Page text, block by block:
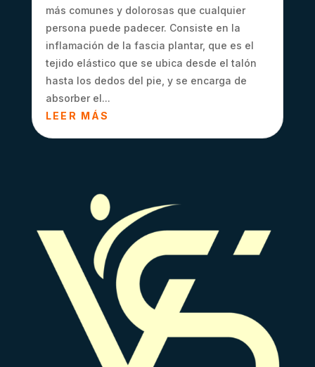
más comunes y dolorosas que cualquier
persona puede padecer. Consiste en la
inflamación de la fascia plantar, que es el
tejido elástico que se ubica desde el talón
hasta los dedos del pie, y se encarga de
absorber el...
LEER MÁS